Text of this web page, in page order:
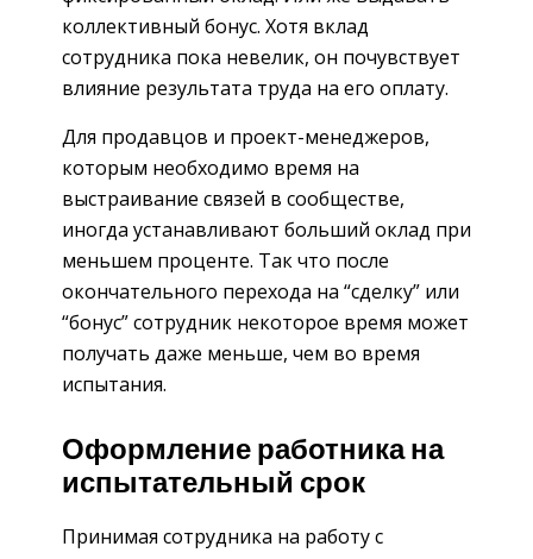
коллективный бонус. Хотя вклад
сотрудника пока невелик, он почувствует
влияние результата труда на его оплату.
Для продавцов и проект-менеджеров,
которым необходимо время на
выстраивание связей в сообществе,
иногда устанавливают больший оклад при
меньшем проценте. Так что после
окончательного перехода на “сделку” или
“бонус” сотрудник некоторое время может
получать даже меньше, чем во время
испытания.
Оформление работника на
испытательный срок
Принимая сотрудника на работу с